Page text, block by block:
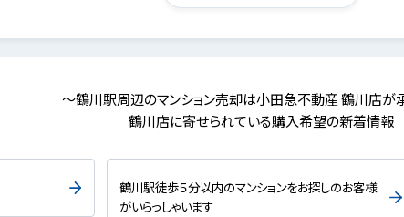
～鶴川駅周辺のマンション売却は小田急不動産 鶴川店が
鶴川店に寄せられている購入希望の新着情報
鶴川駅徒歩５分以内のマンションをお探しのお客様
がいらっしゃいます